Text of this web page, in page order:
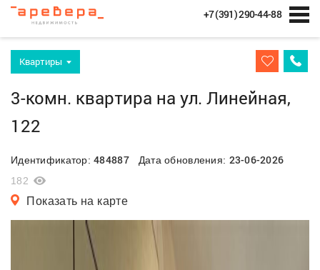
+7 (391) 290-44-88
Квартиры
3-комн. квартира на ул. Линейная,
122
Идентификатор:484887Дата обновления: 23-06-2026
182
Показать на карте